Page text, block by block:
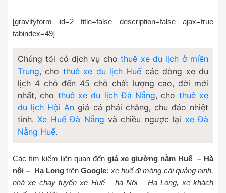
[gravityform id=2 title=false description=false ajax=true
tabindex=49]
Chúng tôi có dịch vụ chothuê xe du lịch ở miền
Trung, cho thuê xe du lịch Huếcác dòng xe du
lịch 4 chỗ đến 45 chỗ chất lượng cao, đời mới
nhất, cho thuê xe du lịch Đà Nẵng, cho thuê xe
du lịch Hội An giá cả phải chăng, chu đáo nhiệt
tình.Xe Huế Đà Nẵng và chiều ngược lại xe Đà
Nẵng Huế.
Các tìm kiếm liên quan đến giá xe giường nằm Huế – Hà
nội – Hạ LongtrênGoogle: xe huế đi móng cái quảng ninh,
nhà xe chạy tuyến xe Huế – hà Nội – Hạ Long, xe khách